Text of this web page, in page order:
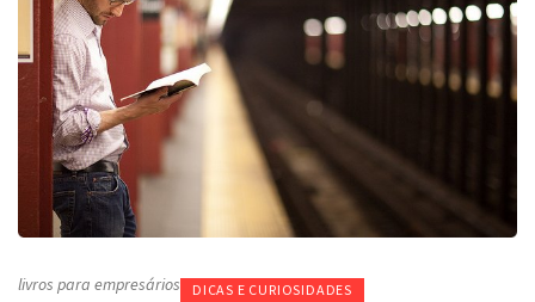
livros para empresários DICAS E CURIOSIDADES